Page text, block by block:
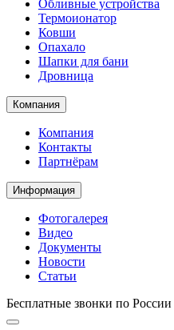
Обливные устройства
Термоионатор
Ковши
Опахало
Шапки для бани
Дровница
Компания
Компания
Контакты
Партнёрам
Информация
Фотогалерея
Видео
Документы
Новости
Статьи
Бесплатные звонки по России